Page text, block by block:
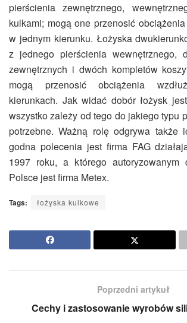
pierścienia zewnętrznego,
kulkami; mogą one przenosić
w jednym kierunku. Łożyska
z jednego pierścienia wewnętrznego,
zewnętrznych i dwóch kompletów
mogą przenosić obciążenia
kierunkach. Jak widać dobór łożysk
wszystko zależy od tego do jakiego typu
potrzebne. Ważną rolę odgrywa także
godna polecenia jest firma FAG
1997 roku, a którego autoryzowanym
Polsce jest firma Metex.
Tags: łożyska kulkowe
Poprzedni artykuł
Cechy i zastosowanie wyrobów